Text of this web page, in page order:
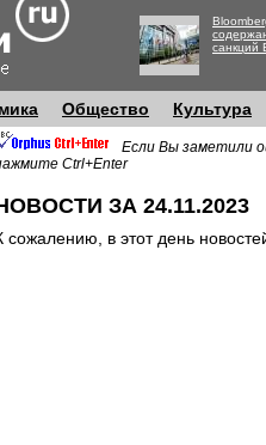
санкций
Общество Культура
Если Вы заметили
Ctrl+Enter
ЗА 24.11.2023
сожалению, в этот день